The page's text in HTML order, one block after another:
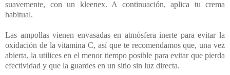
suavemente, con un kleenex. A continuación, aplica tu crema
habitual.
Las ampollas vienen envasadas en atmósfera inerte para evitar la
oxidación de la vitamina C, así que te recomendamos que, una vez
abierta, la utilices en el menor tiempo posible para evitar que pierda
efectividad y que la guardes en un sitio sin luz directa.